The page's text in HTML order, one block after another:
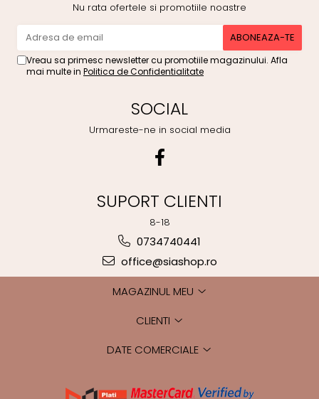
Nu rata ofertele si promotiile noastre
Vreau sa primesc newsletter cu promotiile magazinului. Afla
mai multe in Politica de Confidentialitate
SOCIAL
Urmareste-ne in social media
SUPORT CLIENTI
8-18
0734740441
office@siashop.ro
MAGAZINUL MEU
CLIENTI
DATE COMERCIALE